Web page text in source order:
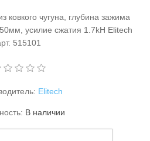
силовая техника
ковкого чугуна, глубина зажима
усилие сжатия 1.7kH Elitech
515101
Elitech
В наличии